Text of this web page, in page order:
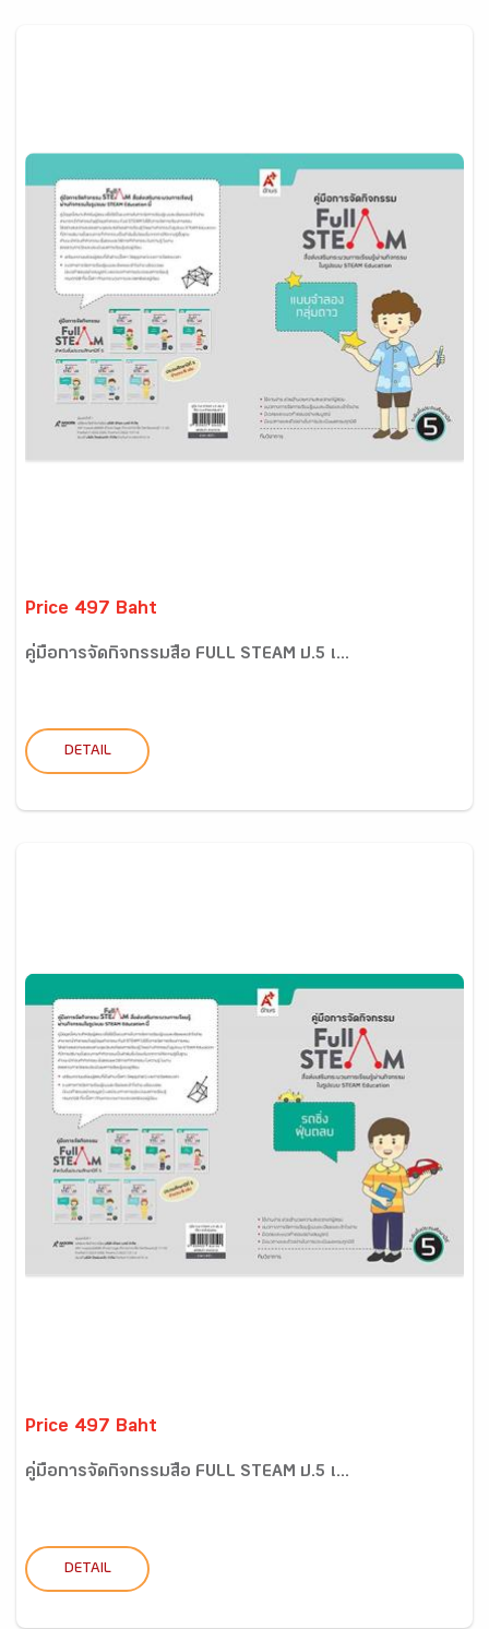
Price 497 Baht
คู่มือการจัดกิจกรรมสื่อ FULL STEAM ป.5 เ...
DETAIL
Price 497 Baht
คู่มือการจัดกิจกรรมสื่อ FULL STEAM ป.5 เ...
DETAIL